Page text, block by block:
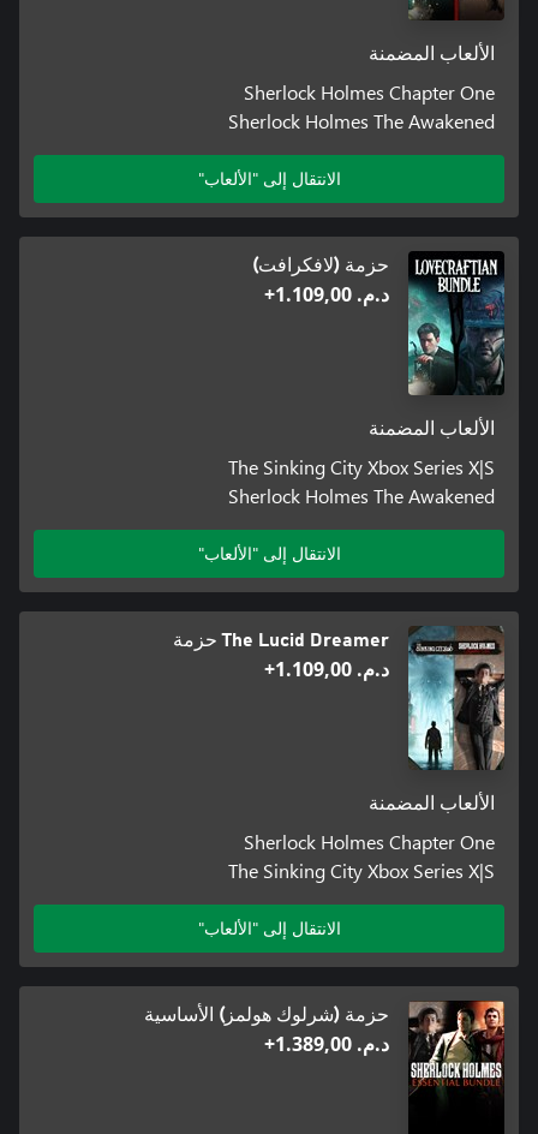
الألعاب المضمنة
Sherlock Holmes Chapter One
Sherlock Holmes The Awakened
الانتقال إلى "الألعاب"
حزمة (لافكرافت)
د.م.‏ 1.109,00+
الألعاب المضمنة
The Sinking City Xbox Series X|S
Sherlock Holmes The Awakened
الانتقال إلى "الألعاب"
The Lucid Dreamer حزمة
د.م.‏ 1.109,00+
الألعاب المضمنة
Sherlock Holmes Chapter One
The Sinking City Xbox Series X|S
الانتقال إلى "الألعاب"
حزمة (شرلوك هولمز) الأساسية
د.م.‏ 1.389,00+